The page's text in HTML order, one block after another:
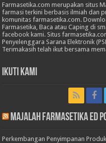
Farmasetika.com merupakan situs
farmasi terkini berbasis ilmiah dan
komunitas farmasetika.com.
Farmasetika, Baca atau Caping di
facebook kami. Situs
Penyelenggara Sarana Elektronik
Terimakasih telah ikut bersama
Ikuti Kami
Majalah Farmasetika Ed
Perkembangan Penyimpanan